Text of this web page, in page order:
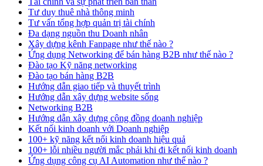
Tư duy thuê nhà thông minh
Tư vấn tổng hợp quản trị tài chính
Đa dạng nguồn thu Doanh nhân
Xây dựng kênh Fanpage như thế nào ?
Ứng dụng Networking để bán hàng B2B như thế nào ?
Đào tạo Kỹ năng networking
Đào tạo bán hàng B2B
Hướng dẫn giao tiếp và thuyết trình
Hướng dẫn xây dựng website sống
Networking B2B
Hướng dẫn xây dựng cộng đồng doanh nghiệp
Kết nối kinh doanh với Doanh nghiệp
100+ kỹ năng kết nối kinh doanh hiệu quả
100+ lỗi nhiều người mắc phải khi đi kết nối kinh doanh
Ứng dụng công cụ AI Automation như thế nào ?